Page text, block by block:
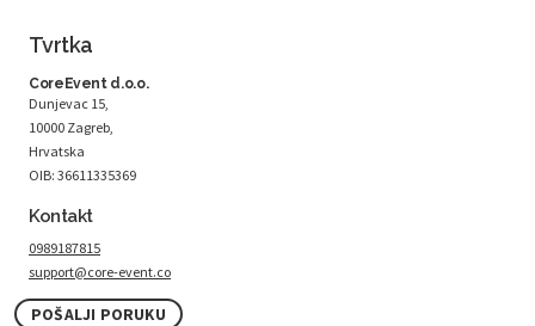
Tvrtka
CoreEvent d.o.o.
Dunjevac 15,
10000 Zagreb,
Hrvatska
OIB: 36611335369
Kontakt
0989187815
support@core-event.co
POŠALJI PORUKU